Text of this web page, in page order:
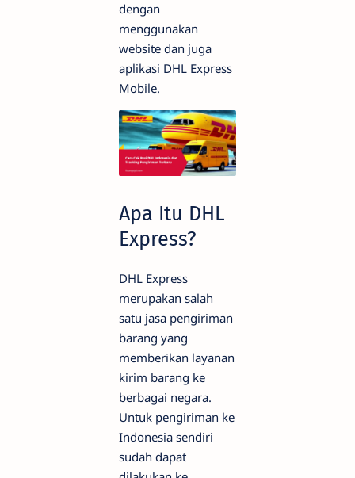
dengan
menggunakan
website dan juga
aplikasi DHL Express
Mobile.
Apa Itu DHL
Express?
DHL Express
merupakan salah
satu jasa pengiriman
barang yang
memberikan layanan
kirim barang ke
berbagai negara.
Untuk pengiriman ke
Indonesia sendiri
sudah dapat